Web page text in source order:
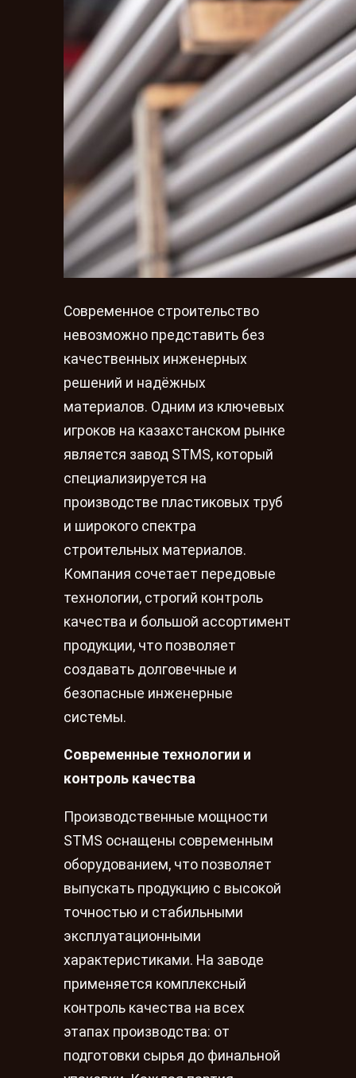
Современное строительство
невозможно представить без
качественных инженерных
решений и надёжных
материалов. Одним из ключевых
игроков на казахстанском рынке
является завод STMS, который
специализируется на
производстве пластиковых труб
и широкого спектра
строительных материалов.
Компания сочетает передовые
технологии, строгий контроль
качества и большой ассортимент
продукции, что позволяет
создавать долговечные и
безопасные инженерные
системы.
Современные технологии и
контроль качества
Производственные мощности
STMS оснащены современным
оборудованием, что позволяет
выпускать продукцию с высокой
точностью и стабильными
эксплуатационными
характеристиками. На заводе
применяется комплексный
контроль качества на всех
этапах производства: от
подготовки сырья до финальной